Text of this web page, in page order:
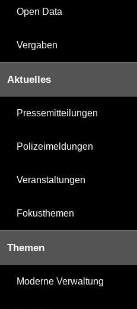
Open Data
Vergaben
Aktuelles
Pressemitteilungen
Polizeimeldungen
Veranstaltungen
Fokusthemen
Themen
Moderne Verwaltung